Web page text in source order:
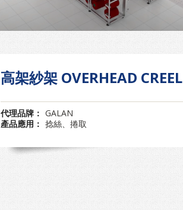
高架紗架 OVERHEAD CREEL
代理品牌： GALAN
產品應用： 捻絲、捲取